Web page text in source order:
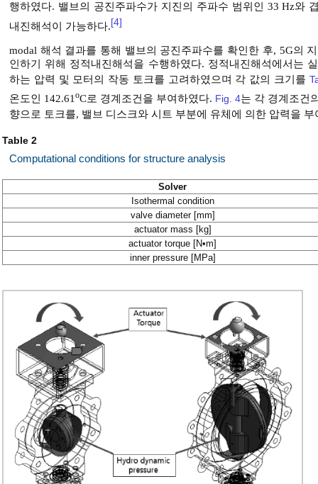
행하였다. 밸브의 공진주파수가 지진의 주파수 범위인 33 Hz와
내진해석이 가능하다.[4]
modal 해석 결과를 통해 밸브의 공진주파수를 확인한 후, 5G의
인하기 위해 정적내진해석을 수행하였다. 정적내진해석에서는
하는 압력 및 모터의 작동 토크를 고려하였으며 각 값의 크기를
온도인 142.61oC로 경계조건을 부여하였다. Fig. 4는 각 경계조건
향으로 토크를, 밸브 디스크와 시트 부분에 유체에 의한 압력을 부
Table 2
Computational conditions for structure analysis
Solver
Isothermal condition
valve diameter [mm]
actuator mass [kg]
actuator torque [N•m]
inner pressure [MPa]